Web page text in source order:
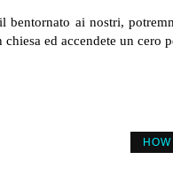
bentornato ai nostri,
ed accendete un cero